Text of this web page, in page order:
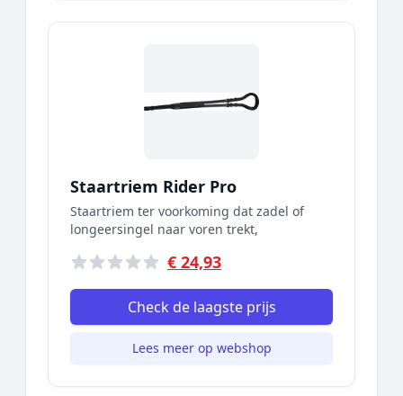
Staartriem Rider Pro
Staartriem ter voorkoming dat zadel of
longeersingel naar voren trekt,
€ 24,93
Check de laagste prijs
Lees meer op webshop